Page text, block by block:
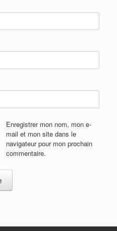
Enregistrer mon nom, mon e-
mail et mon site dans le
navigateur pour mon prochain
commentaire.